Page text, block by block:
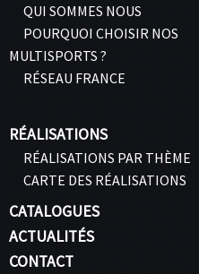
QUI SOMMES NOUS
POURQUOI CHOISIR NOS
MULTISPORTS ?
RÉSEAU FRANCE
RÉALISATIONS
RÉALISATIONS PAR THÈME
CARTE DES RÉALISATIONS
CATALOGUES
ACTUALITÉS
CONTACT